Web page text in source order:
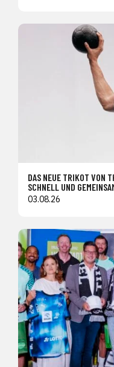
DAS NEUE TRIKOT VON
SCHNELL UND
03.08.26